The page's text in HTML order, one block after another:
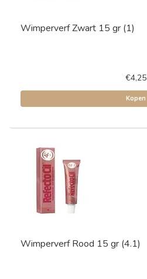
Wimperverf Zwart 15 gr (1)
€4,25
Kopen
Wimperverf Rood 15 gr (4.1)